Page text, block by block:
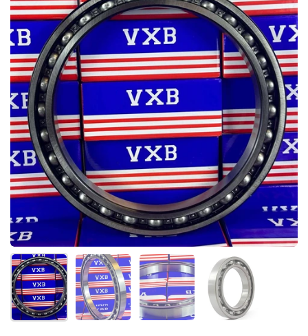
Afficher la diapositive 1Afficher la diapositive 2Afficher la diapositive 3
Afficher la